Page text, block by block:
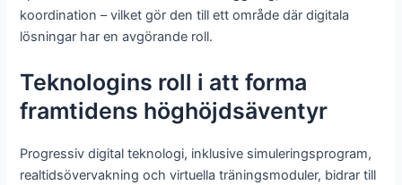
koordination – vilket gör den till ett område där digitala
lösningar har en avgörande roll.
Teknologins roll i att forma
framtidens höghöjdsäventyr
Progressiv digital teknologi, inklusive simuleringsprogram,
realtidsövervakning och virtuella träningsmoduler, bidrar till